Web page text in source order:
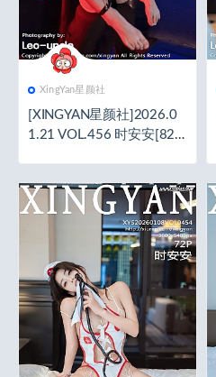
XingYan星颜社
[XINGYAN星颜社]2026.0
1.21 VOL.456 时安安[82+